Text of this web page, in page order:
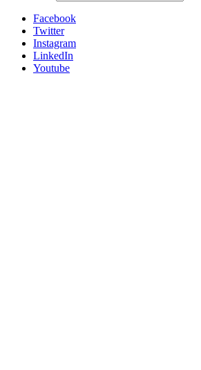
Facebook
Twitter
Instagram
LinkedIn
Youtube